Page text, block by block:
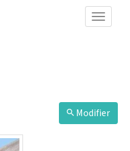
Toggle
Modifier